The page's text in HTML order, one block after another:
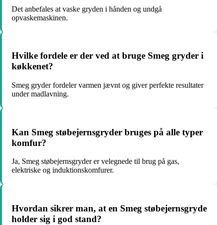
Det anbefales at vaske gryden i hånden og undgå
opvaskemaskinen.
Hvilke fordele er der ved at bruge Smeg gryder i
køkkenet?
Smeg gryder fordeler varmen jævnt og giver perfekte resultater
under madlavning.
Kan Smeg støbejernsgryder bruges på alle typer
komfur?
Ja, Smeg støbejernsgryder er velegnede til brug på gas,
elektriske og induktionskomfurer.
Hvordan sikrer man, at en Smeg støbejernsgryde
holder sig i god stand?